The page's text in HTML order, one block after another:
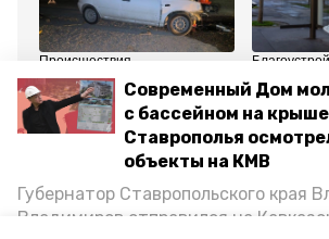
Современный Дом
с бассейном на
Ставрополья
объекты на КМВ
Губернатор Ставропольского края
Владимиров отправился на
Происшествия
2 апреля 2025, 09:34
Два человека
пострадали в ДТП в
Минераловодском
15 марта
Новые
селе
округа
Все новости